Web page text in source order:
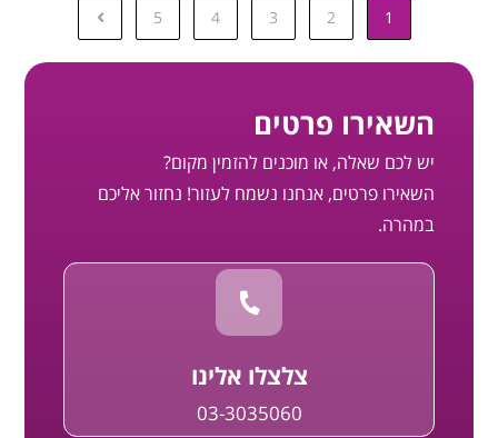
1
2
3
4
5
השאירו פרטים
יש לכם שאלה, או מוכנים להזמין מקום?
השאירו פרטים, אנחנו נשמח לעזור! נחזור אליכם
במהרה.
צלצלו אלינו
03-3035060